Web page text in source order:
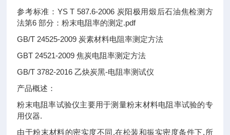
参考标准：YS T 587.6-2006 炭阳极用煅后石油焦检测方
法第6 部分：粉末电阻率的测定.pdf
GB/T 24525-2009 炭素材料电阻率测定方法
GBT 24521-2009 焦炭电阻率测定方法
GB/T 3782-2016 乙炔炭黑-电阻率测试仪
产品概述：
粉末电阻率试验仪主要用于测量粉末材料电阻率试验的专
用仪器.
由于粉末材料的密实度不同,在松装和振实密度条件下,所